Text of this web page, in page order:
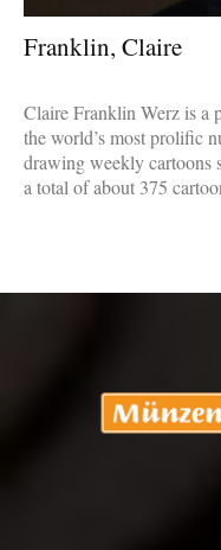
Franklin, Claire
Claire Franklin Werz is a
the world’s most prolific
drawing weekly cartoons
a total of about 375